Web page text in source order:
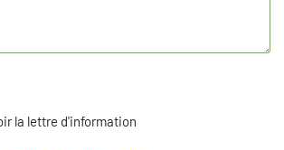
la lettre d'information